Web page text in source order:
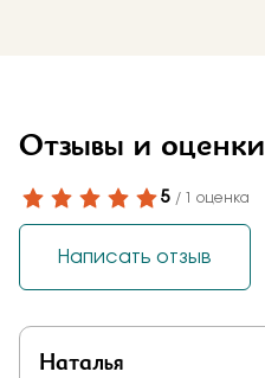
Отзывы и оценки
5 / 1 оценка
Наталья
Написать отзыв